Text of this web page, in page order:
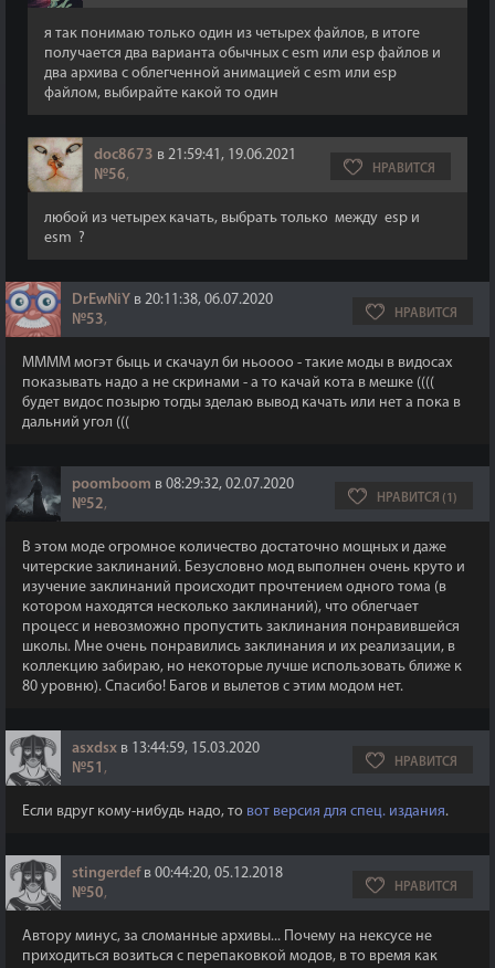
я так понимаю только один из четырех файлов, в итоге
получается два варианта обычных с esm или esp файлов и
два архива с облегченной анимацией с esm или esp
файлом, выбирайте какой то один
doc8673 в 21:59:41, 19.06.2021
№56, НРАВИТСЯ
любой из четырех качать, выбрать только между esp и
esm ?
DrEwNiY в 20:11:38, 06.07.2020
№53, НРАВИТСЯ
ММММ могэт быць и скачаул би ньоооо - такие моды в видосах
показывать надо а не скринами - а то качай кота в мешке ((((
будет видос позырю тогды зделаю вывод качать или нет а пока в
дальний угол (((
poomboom в 08:29:32, 02.07.2020
№52, НРАВИТСЯ (1)
В этом моде огромное количество достаточно мощных и даже
читерские заклинаний. Безусловно мод выполнен очень круто и
изучение заклинаний происходит прочтением одного тома (в
котором находятся несколько заклинаний), что облегчает
процесс и невозможно пропустить заклинания понравившейся
школы. Мне очень понравились заклинания и их реализации, в
коллекцию забираю, но некоторые лучше использовать ближе к
80 уровню). Спасибо! Багов и вылетов с этим модом нет.
asxdsx в 13:44:59, 15.03.2020
№51 , НРАВИТСЯ
Если вдруг кому-нибудь надо, то вот версия для спец. издания.
stingerdefв 00:44:20, 05.12.2018
№50, НРАВИТСЯ
Автору минус, за сломанные архивы... Почему на нексусе не
приходиться возиться с перепаковкой модов, в то время как